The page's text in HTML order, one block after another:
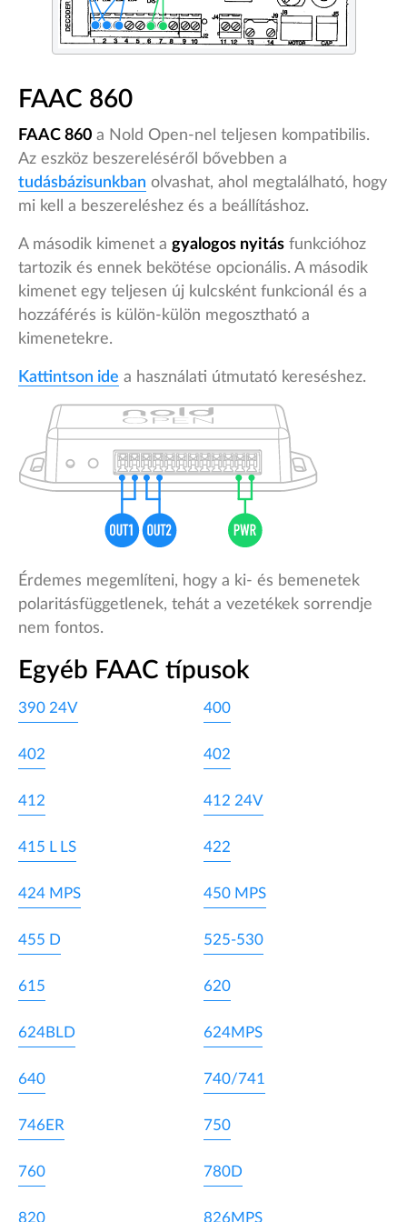
FAAC 860
FAAC 860 a Nold Open-nel teljesen kompatibilis.
Az eszköz beszereléséről bővebben a
tudásbázisunkban olvashat, ahol megtalálható, hogy
mi kell a beszereléshez és a beállításhoz.
A második kimenet a gyalogos nyitás funkcióhoz
tartozik és ennek bekötése opcionális. A második
kimenet egy teljesen új kulcsként funkcionál és a
hozzáférés is külön-külön megosztható a
kimenetekre.
Kattintson ide a használati útmutató kereséshez.
Érdemes megemlíteni, hogy a ki- és bemenetek
polaritásfüggetlenek, tehát a vezetékek sorrendje
nem fontos.
Egyéb FAAC típusok
390 24V 400
402 402
412 412 24V
415 L LS 422
424 MPS 450 MPS
455 D 525-530
615 620
624BLD 624MPS
640 740/741
746ER 750
760 780D
820 826MPS